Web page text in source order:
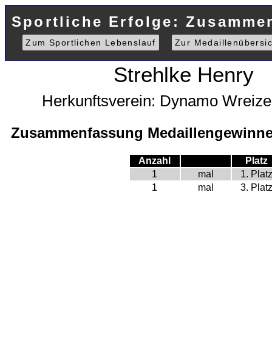
Sportliche Erfolge:
Zum Sportlichen Lebenslauf Zur
Strehlke Henry
Herkunftsverein: Dynamo
Zusammenfassung
Anzahl
Platz
1
mal
1.
1
mal 3.